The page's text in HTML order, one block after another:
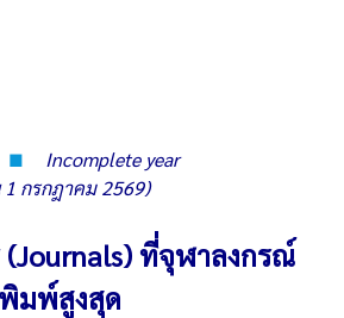
Incomplete year
กรกฎาคม 2569)
(Journals) ที่จุฬาลงกรณ์
มพ์สูงสุด